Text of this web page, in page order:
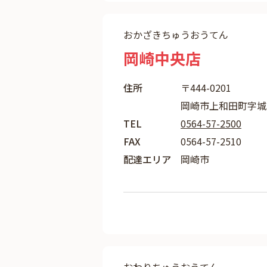
おかざきちゅうおうてん
岡崎中央店
住所
〒444-0201
岡崎市上和田町字
TEL
0564-57-2500
FAX
0564-57-2510
配達エリア
岡崎市